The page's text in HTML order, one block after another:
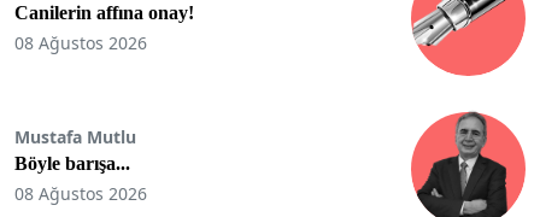
Canilerin affına onay!
08 Ağustos 2026
Mustafa Mutlu
Böyle barışa...
08 Ağustos 2026